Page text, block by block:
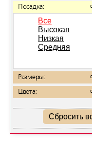
Посадка:
Все
Высокая
Низкая
Средняя
Размеры:
Цвета:
Сбросить